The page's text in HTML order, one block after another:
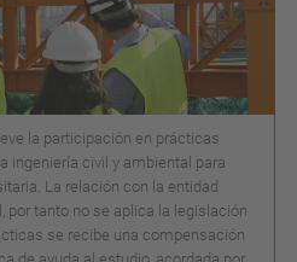
la participación en prácticas
ingeniería civil y ambiental para
La relación con la entidad
por tanto no se aplica la legislación
se recibe una compensación